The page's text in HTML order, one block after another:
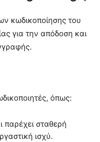
κωδικοποίησης του
για την απόδοση και
όπως:
παρέχει σταθερή
ισχύ.